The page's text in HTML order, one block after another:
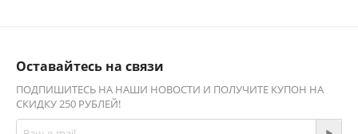
Оставайтесь на связи
ПОДПИШИТЕСЬ НА НАШИ НОВОСТИ И ПОЛУЧИТЕ КУПОН НА
СКИДКУ 250 РУБЛЕЙ!